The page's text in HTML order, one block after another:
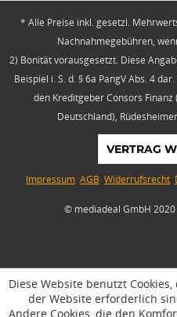
* Alle Preise inkl. gesetzl.
Nachnahmegebühren,
2) Bonität vorausgesetzt. Diese
Beispiel i. S. d. § 6a PangV Abs. 4
den Kreditgeber Consors
Deutschland),
VERTRAG
Impressum AGB Widerrufsrecht
© mediadeal GmbH
Diese Website benutzt
der Website erforderlich
Andere Cookies, die den